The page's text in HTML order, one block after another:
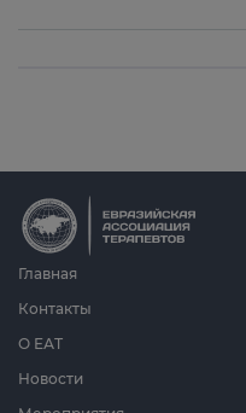
Главная
О ЕАТ
Новости
Контакты